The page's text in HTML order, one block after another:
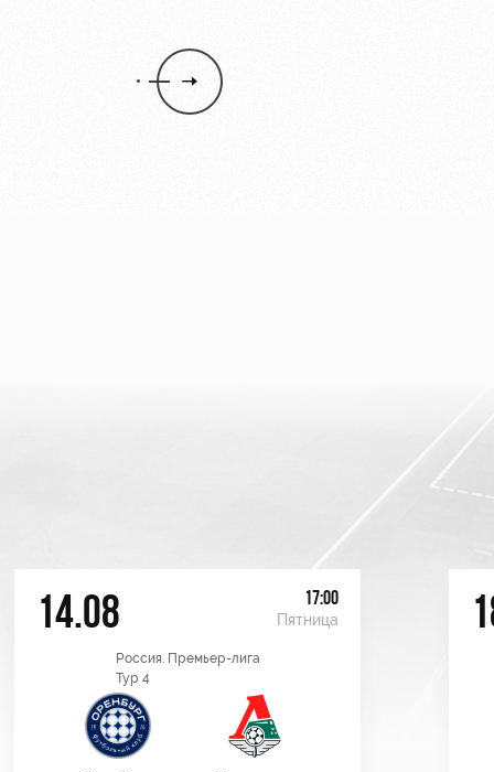
14.08 17:00
Пятница
Россия. Премьер-лига
Тур 4